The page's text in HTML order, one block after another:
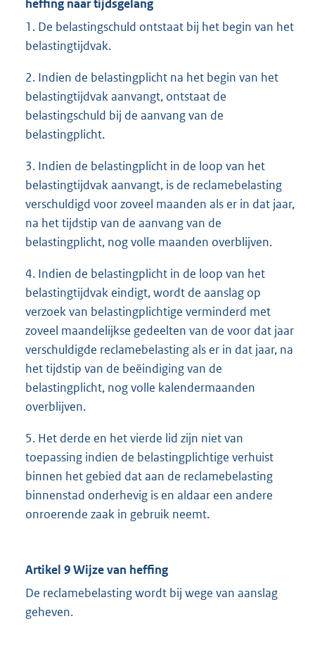
heffing naar tijdsgelang
1. De belastingschuld ontstaat bij het begin van het
belastingtijdvak.
2. Indien de belastingplicht na het begin van het
belastingtijdvak aanvangt, ontstaat de
belastingschuld bij de aanvang van de
belastingplicht.
3. Indien de belastingplicht in de loop van het
belastingtijdvak aanvangt, is de reclamebelasting
verschuldigd voor zoveel maanden als er in dat jaar,
na het tijdstip van de aanvang van de
belastingplicht, nog volle maanden overblijven.
4. Indien de belastingplicht in de loop van het
belastingtijdvak eindigt, wordt de aanslag op
verzoek van belastingplichtige verminderd met
zoveel maandelijkse gedeelten van de voor dat jaar
verschuldigde reclamebelasting als er in dat jaar, na
het tijdstip van de beëindiging van de
belastingplicht, nog volle kalendermaanden
overblijven.
5. Het derde en het vierde lid zijn niet van
toepassing indien de belastingplichtige verhuist
binnen het gebied dat aan de reclamebelasting
binnenstad onderhevig is en aldaar een andere
onroerende zaak in gebruik neemt.
Artikel 9 Wijze van heffing
De reclamebelasting wordt bij wege van aanslag
geheven.